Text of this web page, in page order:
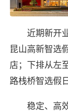
近期新开
昆山高新智选
店；下排从左
路栈桥智选假
稳定、高